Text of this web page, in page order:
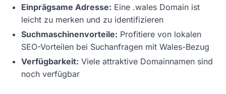
Einprägsame Adresse: Eine .wales Domain ist
leicht zu merken und zu identifizieren
Suchmaschinenvorteile: Profitiere von lokalen
SEO-Vorteilen bei Suchanfragen mit Wales-Bezug
Verfügbarkeit: Viele attraktive Domainnamen sind
noch verfügbar